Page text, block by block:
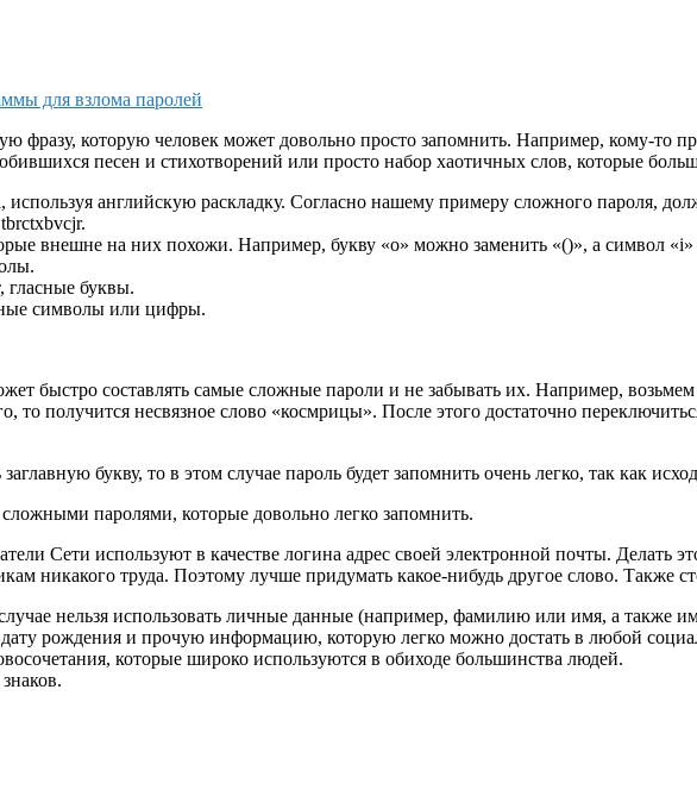
для взлома паролей
которую человек может довольно просто запомнить. Например, кому-то
песен и стихотворений или просто набор хаотичных слов, которые
используя английскую раскладку. Согласно нашему примеру сложного пароля,
внешне на них похожи. Например, букву «o» можно заменить «()», а символ «i»
гласные буквы.
символы или цифры.
быстро составлять самые сложные пароли и не забывать их. Например,
то получится несвязное слово «космрицы». После этого достаточно
букву, то в этом случае пароль будет запомнить очень легко, так как
паролями, которые довольно легко запомнить.
Сети используют в качестве логина адрес своей электронной почты. Делать
никакого труда. Поэтому лучше придумать какое-нибудь другое слово. Также
нельзя использовать личные данные (например, фамилию или имя, а также
дату рождения и прочую информацию, которую легко можно достать в любой
которые широко используются в обиходе большинства людей.